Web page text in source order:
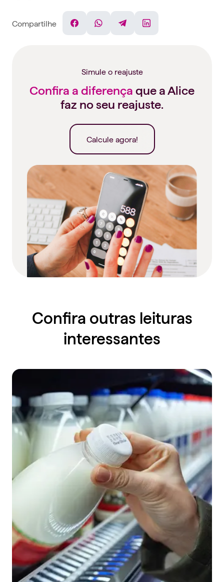
Compartilhe
FacebookWhatsAppTelegramLinkedin
Simule o reajuste
Confira a diferença que a Alice
faz no seu reajuste.
Calcule agora!
Confira outras leituras
interessantes